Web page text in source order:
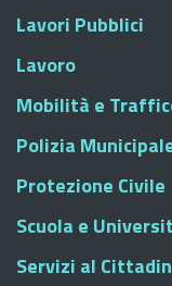
Lavori Pubblici
Lavoro
Mobilità e
Polizia
Protezione Civile
Scuola e
Servizi al